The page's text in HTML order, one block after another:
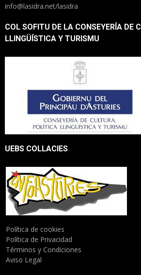
info@lasidra.net/lasidra
COL SOFITU DE LA CONSEYERÍA DE
LLINGÜÍSTICA Y TURISMU
UEBS COLLACIES
Política de cookies
Política de Privacidad
Términos y Condiciones
Aviso Legal